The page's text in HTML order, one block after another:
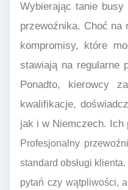
Wybierając tanie
przewoźnika. Choć
kompromisy, które
stawiają na regularne
Ponadto, kierowcy
kwalifikacje,
jak i w Niemczech. Ich
Profesjonalny
standard obsługi
pytań czy wątpliwości,